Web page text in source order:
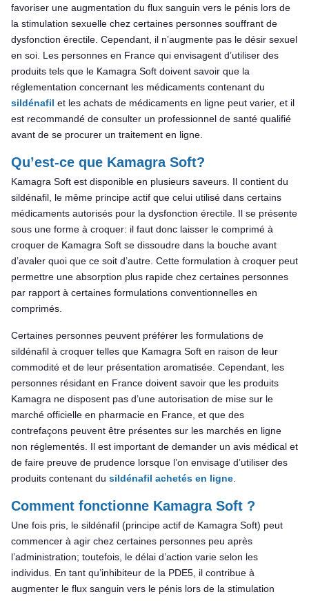
favoriser une augmentation du flux sanguin vers le pénis lors de
la stimulation sexuelle chez certaines personnes souffrant de
dysfonction érectile. Cependant, il n’augmente pas le désir sexuel
en soi. Les personnes en France qui envisagent d’utiliser des
produits tels que le Kamagra Soft doivent savoir que la
réglementation concernant les médicaments contenant du
sildénafil et les achats de médicaments en ligne peut varier, et il
est recommandé de consulter un professionnel de santé qualifié
avant de se procurer un traitement en ligne.
Qu’est-ce que Kamagra Soft?
Kamagra Soft est disponible en plusieurs saveurs. Il contient du
sildénafil, le même principe actif que celui utilisé dans certains
médicaments autorisés pour la dysfonction érectile. Il se présente
sous une forme à croquer: il faut donc laisser le comprimé à
croquer de Kamagra Soft se dissoudre dans la bouche avant
d’avaler quoi que ce soit d’autre. Cette formulation à croquer peut
permettre une absorption plus rapide chez certaines personnes
par rapport à certaines formulations conventionnelles en
comprimés.
Certaines personnes peuvent préférer les formulations de
sildénafil à croquer telles que Kamagra Soft en raison de leur
commodité et de leur présentation aromatisée. Cependant, les
personnes résidant en France doivent savoir que les produits
Kamagra ne disposent pas d’une autorisation de mise sur le
marché officielle en pharmacie en France, et que des
contrefaçons peuvent être présentes sur les marchés en ligne
non réglementés. Il est important de demander un avis médical et
de faire preuve de prudence lorsque l’on envisage d’utiliser des
produits contenant du sildénafil achetés en ligne
Comment fonctionne Kamagra Soft ?
Une fois pris, le sildénafil (principe actif de Kamagra Soft) peut
commencer à agir chez certaines personnes peu après
l’administration; toutefois, le délai d’action varie selon les
individus. En tant qu’inhibiteur de la PDE5, il contribue à
augmenter le flux sanguin vers le pénis lors de la stimulation